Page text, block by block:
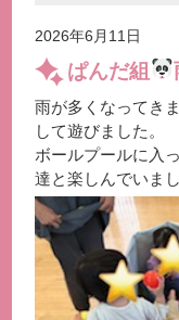
2026年6月11日
ぱんだ組
雨が多くなってき
して遊びました。
ボールプールに入
達と楽しんでいまし